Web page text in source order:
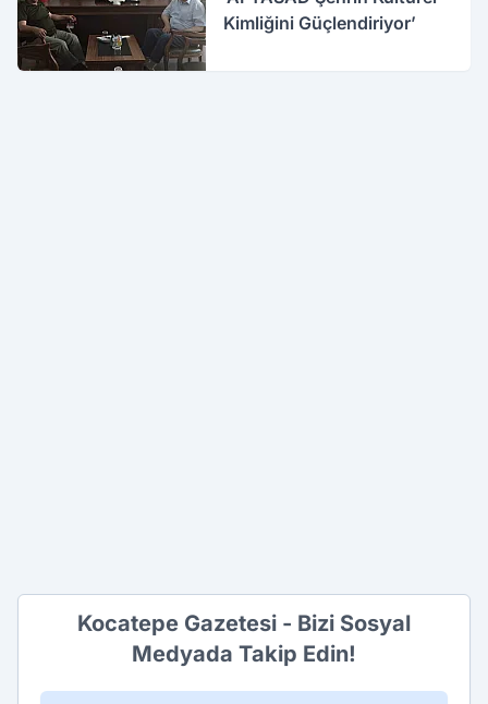
Kimliğini Güçlendiriyor’
Kocatepe Gazetesi - Bizi Sosyal
Medyada Takip Edin!